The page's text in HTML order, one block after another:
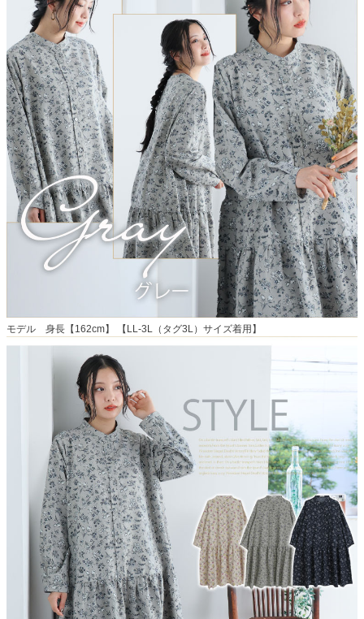
モデル 身長【162cm】 【LL-3L（タグ3L）サイズ着用】